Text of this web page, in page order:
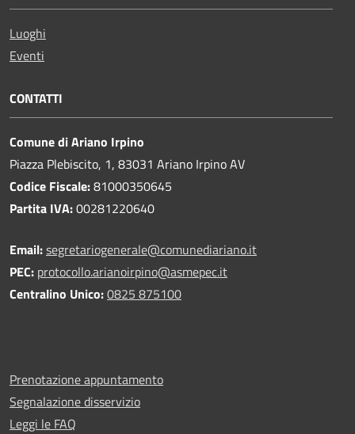
Luoghi
Eventi
CONTATTI
Comune di Ariano Irpino
Piazza Plebiscito, 1, 83031 Ariano Irpino AV
Codice Fiscale:81000350645
Partita IVA:00281220640
Email:segretariogenerale@comunediariano.it
PEC: protocollo.arianoirpino@asmepec.it
Centralino Unico:0825 875100
Prenotazione appuntamento
Segnalazione disservizio
Leggi le FAQ